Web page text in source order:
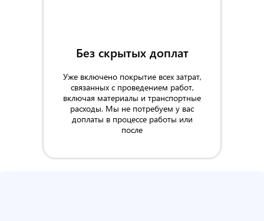
Без скрытых доплат
Уже включено покрытие всех затрат,
связанных с проведением работ,
включая материалы и транспортные
расходы. Мы не потребуем у вас
доплаты в процессе работы или
после